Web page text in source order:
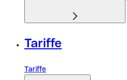
Tariffe
Tariffe